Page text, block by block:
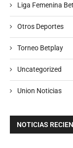
Liga Femenina
Otros Deportes
Torneo Betplay
Uncategorized
Union Noticias
NOTICIAS